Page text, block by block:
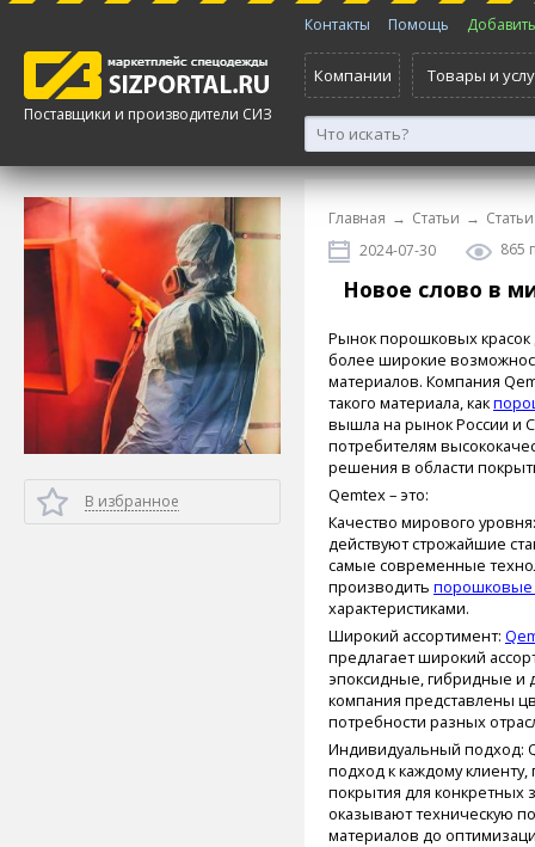
Поставщики и производители СИЗ
Контакты Помощь
Компании Товары и
В избранное
Главная → Статьи →
2024-07-30
865
Новое слово в
Рынок порошковых красок
более широкие
материалов. Компания
такого материала, как
вышла на рынок России и
потребителям
решения в области
Qemtex – это:
Качество мирового
действуют строжайшие
самые современные
производить порошковые
характеристиками.
Широкий ассортимент:
предлагает широкий
эпоксидные, гибридные и
компания представлены
потребности разных
Индивидуальный подход:
подход к каждому
покрытия для конкретных
оказывают техническую
материалов до